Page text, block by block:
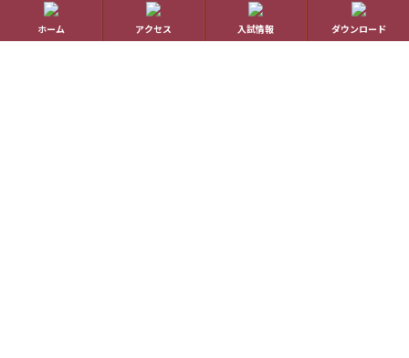
進路指導
ホーム アクセス 入試情報 ダウンロード